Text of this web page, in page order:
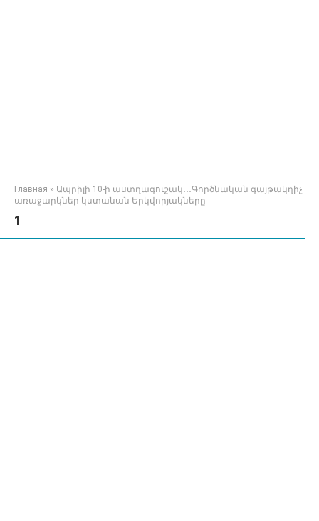
Главная » Ապրիլի 10-ի աստղագուշակ․․․Գործնական գայթակղիչ
առաջարկներ կստանան Երկվորյակները
1